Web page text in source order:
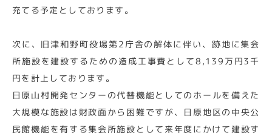
充てる予定としております。
次に、旧津和野町役場第2庁舎の解体に伴い、跡地に集会
所施設を建設するための造成工事費として8,139万円3千
円を計上しております。
日原山村開発センターの代替機能としてのホールを備えた
大規模な施設は財政面から困難ですが、日原地区の中央公
民館機能を有する集会所施設として来年度にかけて建設す